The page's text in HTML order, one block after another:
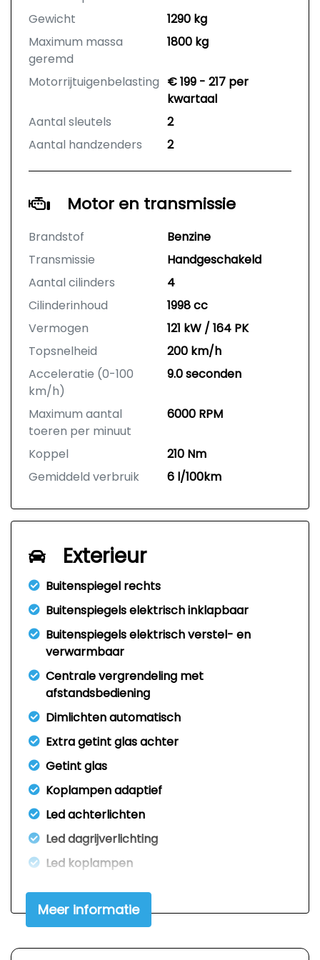
Gewicht
1290 kg
Maximum massa
geremd
1800 kg
Motorrijtuigenbelasting € 199 - 217 per
kwartaal
Aantal sleutels
2
Aantal handzenders
2
Motor en transmissie
Brandstof
Benzine
Transmissie
Handgeschakeld
Aantal cilinders
4
Cilinderinhoud
1998 cc
Vermogen
121 kW / 164 PK
Topsnelheid
200 km/h
Acceleratie (0-100
km/h)
9.0 seconden
Maximum aantal
toeren per minuut
6000 RPM
Koppel
210 Nm
Gemiddeld verbruik
6 l/100km
Exterieur
Buitenspiegel rechts
Buitenspiegels elektrisch inklapbaar
Buitenspiegels elektrisch verstel- en
verwarmbaar
Centrale vergrendeling met
afstandsbediening
Dimlichten automatisch
Extra getint glas achter
Getint glas
Koplampen adaptief
Led achterlichten
Led dagrijverlichting
Led koplampen
Metaalkleur
Meer informatie